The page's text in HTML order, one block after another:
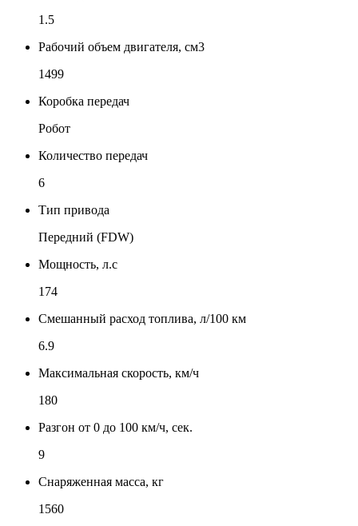
1.5
Рабочий объем двигателя, см3
1499
Коробка передач
Робот
Количество передач
6
Тип привода
Передний (FDW)
Мощность, л.с
174
Смешанный расход топлива, л/100 км
6.9
Максимальная скорость, км/ч
180
Разгон от 0 до 100 км/ч, сек.
9
Снаряженная масса, кг
1560